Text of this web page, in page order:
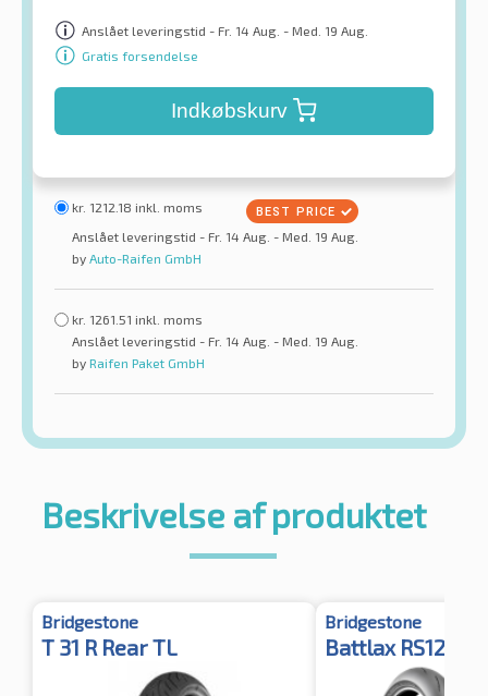
Anslået leveringstid - Fr. 14 Aug. - Med. 19 Aug.
Gratis forsendelse
Indkøbskurv
kr. 1212.18 inkl. moms
Anslået leveringstid - Fr. 14 Aug. - Med. 19 Aug.
by Auto-Raifen GmbH
kr. 1261.51 inkl. moms
Anslået leveringstid - Fr. 14 Aug. - Med. 19 Aug.
by Raifen Paket GmbH
Beskrivelse af produktet
Bridgestone
T 31 R Rear TL
Bridgestone
Battlax RS12